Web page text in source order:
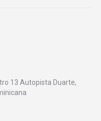
13 Autopista Duarte,